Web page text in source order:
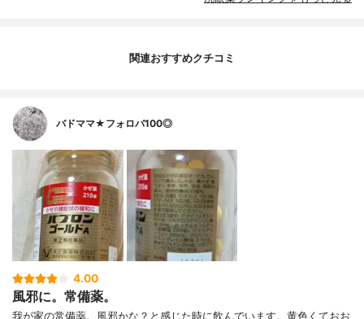
関連おすすめクチコミ
バドママ★フォロバ100◎
4.00
風邪に。常備薬。
我が家の常備薬。風邪かな？と感じた時に飲んでいます。黄色くておお